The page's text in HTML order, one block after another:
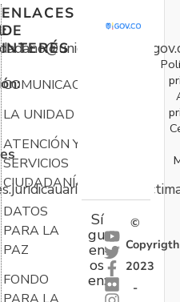
ENLACES
DE
INTERÉS
COMUNICACIONES
LA UNIDAD
ATENCIÓN Y
SERVICIOS
CIUDADANÍA
DATOS
PARA LA
PAZ
FONDO
Sí
gu
en
os
en:
©
Copyrigth
2023
-